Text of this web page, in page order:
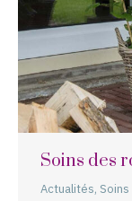
Soins des
Actualités, Soins